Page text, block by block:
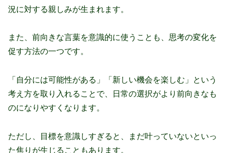
況に対する親しみが生まれます。
また、前向きな言葉を意識的に使うことも、思考の変化を
促す方法の一つです。
「自分には可能性がある」「新しい機会を楽しむ」という
考え方を取り入れることで、日常の選択がより前向きなも
のになりやすくなります。
ただし、目標を意識しすぎると、まだ叶っていないといっ
た焦りが生じることもあります。